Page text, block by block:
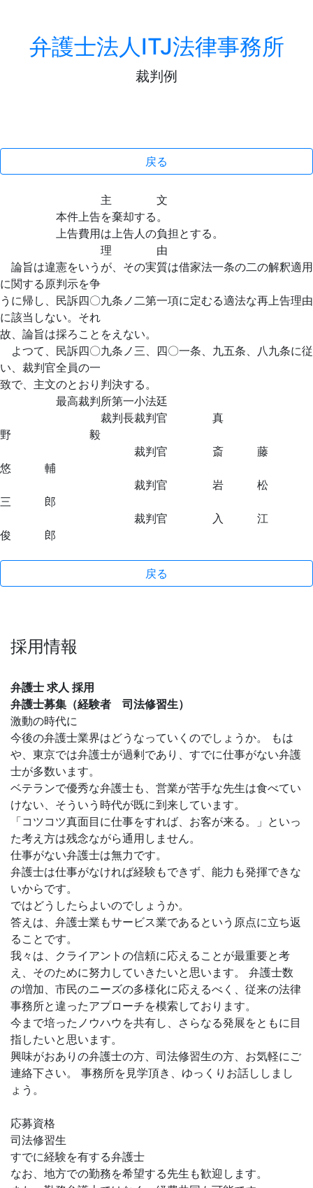
弁護士法人ITJ法律事務所
裁判例
戻る
主 文
本件上告を棄却する。
上告費用は上告人の負担とする。
理 由
論旨は違憲をいうが、その実質は借家法一条の二の解釈適用
に関する原判示を争
うに帰し、民訴四〇九条ノ二第一項に定むる適法な再上告理由
に該当しない。それ
故、論旨は採ろことをえない。
よつて、民訴四〇九条ノ三、四〇一条、九五条、八九条に従
い、裁判官全員の一
致で、主文のとおり判決する。
最高裁判所第一小法廷
裁判長裁判官 真
野 毅
裁判官 斎 藤
悠 輔
裁判官 岩 松
三 郎
裁判官 入 江
俊 郎
戻る
採用情報
弁護士 求人 採用
弁護士募集（経験者 司法修習生）
激動の時代に
今後の弁護士業界はどうなっていくのでしょうか。 もは
や、東京では弁護士が過剰であり、すでに仕事がない弁護
士が多数います。
ベテランで優秀な弁護士も、営業が苦手な先生は食べてい
けない、そういう時代が既に到来しています。
「コツコツ真面目に仕事をすれば、お客が来る。」といっ
た考え方は残念ながら通用しません。
仕事がない弁護士は無力です。
弁護士は仕事がなければ経験もできず、能力も発揮できな
いからです。
ではどうしたらよいのでしょうか。
答えは、弁護士業もサービス業であるという原点に立ち返
ることです。
我々は、クライアントの信頼に応えることが最重要と考
え、そのために努力していきたいと思います。 弁護士数
の増加、市民のニーズの多様化に応えるべく、従来の法律
事務所と違ったアプローチを模索しております。
今まで培ったノウハウを共有し、さらなる発展をともに目
指したいと思います。
興味がおありの弁護士の方、司法修習生の方、お気軽にご
連絡下さい。 事務所を見学頂き、ゆっくりお話ししまし
ょう。
応募資格
司法修習生
すでに経験を有する弁護士
なお、地方での勤務を希望する先生も歓迎します。